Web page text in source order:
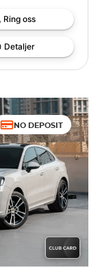
Ring oss
Detaljer
NO DEPOSIT